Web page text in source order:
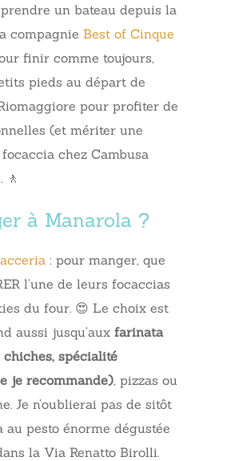
un bateau depuis la
compagnie Best of Cinque
finir comme toujours,
pieds au départ de
pour profiter de
(et mériter une
chez Cambusa
🚶
à Manarola ?
: pour manger, que
l’une de leurs focaccias
du four. 😍 Le choix est
aussi jusqu’aux farinata
spécialité
je recommande), pizzas ou
Je n’oublierai pas de sitôt
au pesto énorme dégustée
la Via Renatto Birolli.